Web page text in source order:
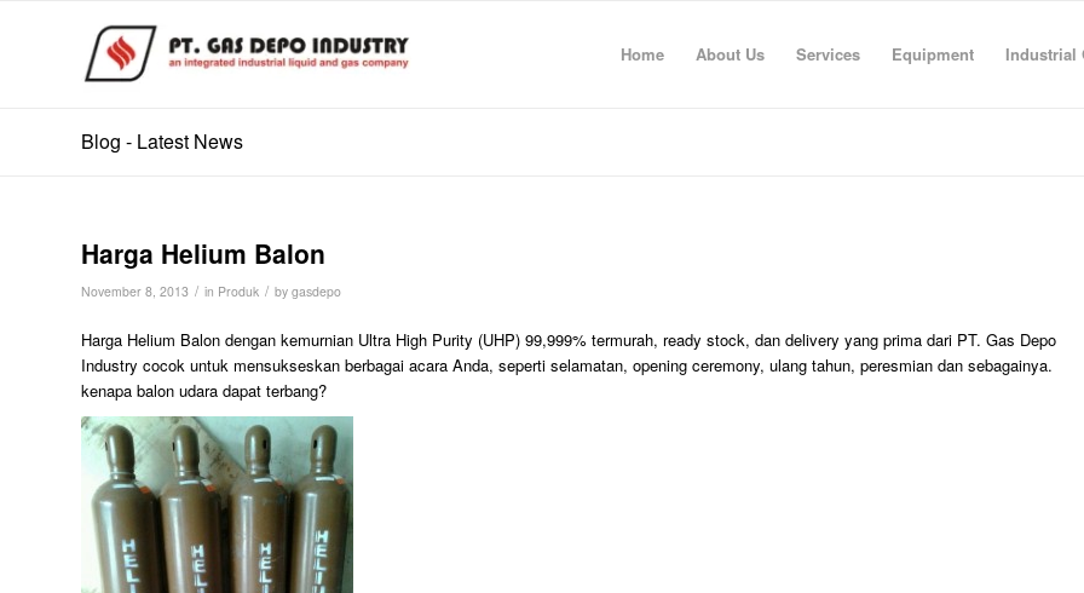
Home About Us Services Equipment Industrial
Blog - Latest News
Harga Helium Balon
November 8, 2013 / in Produk / by gasdepo
Harga Helium Balon dengan kemurnian Ultra High Purity (UHP) 99,999% termurah, ready stock, dan delivery yang prima dari PT. Gas Depo
Industry cocok untuk mensukseskan berbagai acara Anda, seperti selamatan, opening ceremony, ulang tahun, peresmian dan sebagainya.
kenapa balon udara dapat terbang?